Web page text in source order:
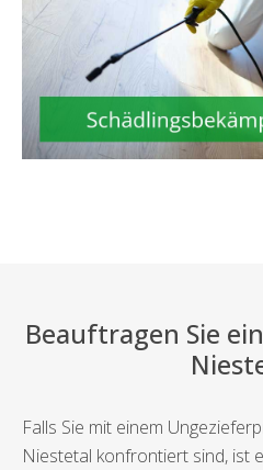
Beauftragen Sie
Falls Sie mit einem
Niestetal konfrontiert sind, ist